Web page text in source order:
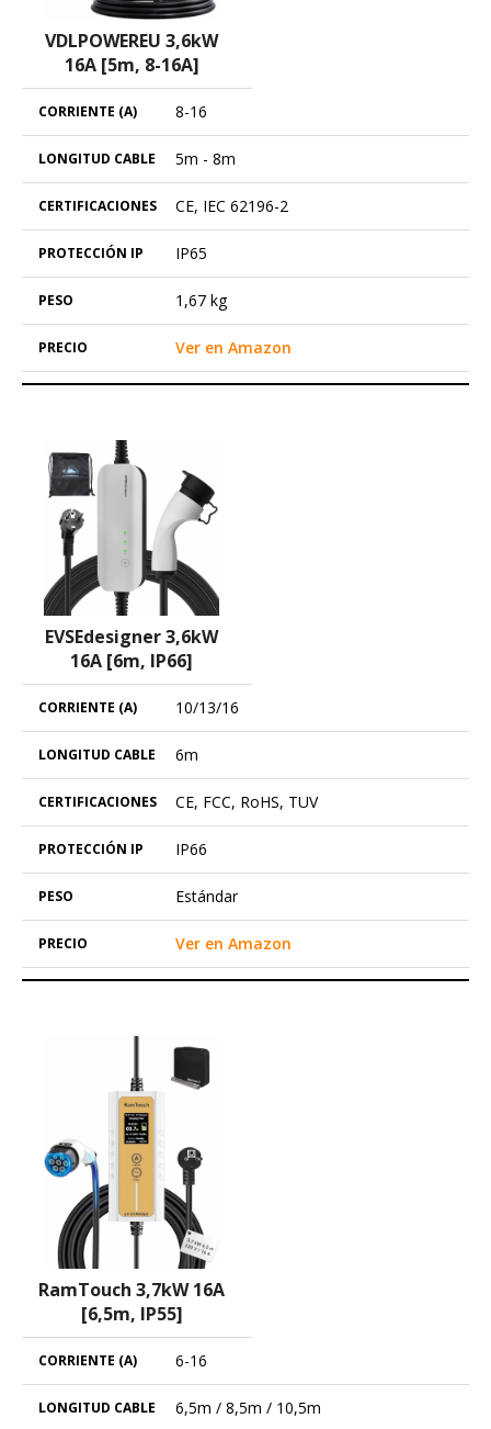
VDLPOWEREU 3,6kW
16A [5m, 8-16A]
8-16
5m - 8m
CE, IEC 62196-2
IP65
1,67 kg
Ver en Amazon
EVSEdesigner 3,6kW
16A [6m, IP66]
10/13/16
6m
CE, FCC, RoHS, TUV
IP66
Estándar
Ver en Amazon
RamTouch 3,7kW 16A
[6,5m, IP55]
6-16
6,5m / 8,5m / 10,5m